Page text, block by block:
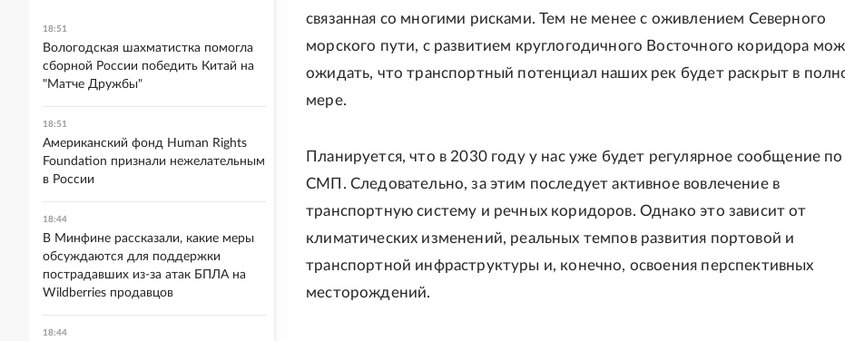
связанная со многими рисками. Тем не менее с оживлением Северного
морского пути, с развитием круглогодичного Восточного коридора
ожидать, что транспортный потенциал наших рек будет раскрыт в
мере.
Планируется, что в 2030 году у нас уже будет регулярное сообщение по
СМП. Следовательно, за этим последует активное вовлечение в
транспортную систему и речных коридоров. Однако это зависит от
климатических изменений, реальных темпов развития портовой и
транспортной инфраструктуры и, конечно, освоения перспективных
месторождений.
18:51
Вологодская шахматистка помогла
сборной России победить Китай на
"Матче Дружбы"
18:51
Американский фонд Human Rights
Foundation признали нежелательным
в России
18:44
В Минфине рассказали, какие меры
обсуждаются для поддержки
пострадавших из-за атак БПЛА на
Wildberries продавцов
18:44